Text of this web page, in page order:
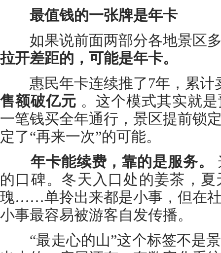
最值钱的一张牌是年卡
如果说前面两部分各地景区多
拉开差距的，可能是年卡。
惠民年卡连续推了7年，累计
售额破亿元 。这个模式其实就
一笔钱买全年通行，景区提前锁
定了“再来一次”的可能。
年卡能续费，靠的是服务。
的口碑。冬天入口处的姜茶，
瑰……单拎出来都是小事，但在
小事最容易被游客自发传播。
“最走心的山”这个标签不是景